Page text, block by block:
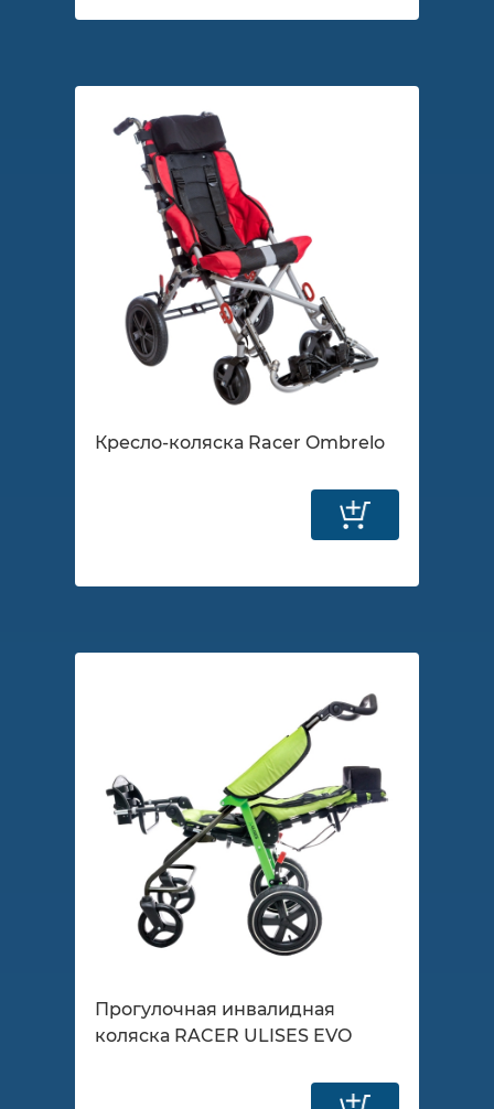
Кресло-коляска Racer Ombrelo
Прогулочная инвалидная
коляска RACER ULISES EVO